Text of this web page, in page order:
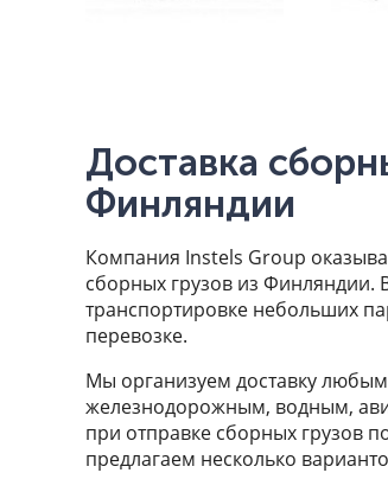
Доставка
Финляндии
Компания Instels Group
сборных грузов из Финляндии.
транспортировке небольших
перевозке.
Мы организуем доставку
железнодорожным, водным,
при отправке сборных грузов
предлагаем несколько